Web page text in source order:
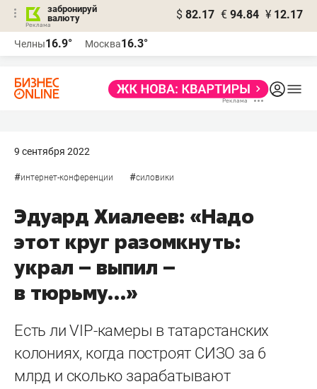
забронируй
валюту
$ 82.17 € 94.84 ¥ 12.17
Челны16.9° Москва16.3°
9 сентября 2022
#интернет-конференции #силовики
Эдуард Хиалеев: «Надо
этот круг разомкнуть:
украл – выпил –
в тюрьму…»
Есть ли VIP-камеры в татарстанских
колониях, когда построят СИЗО за 6
млрд и сколько зарабатывают